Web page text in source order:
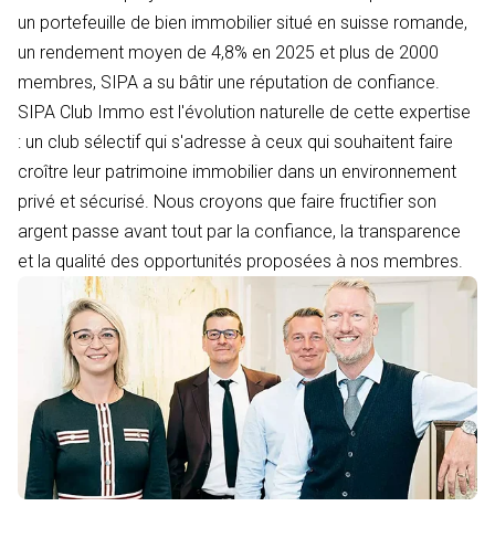
un portefeuille de bien immobilier situé en suisse romande,
un rendement moyen de 4,8% en 2025 et plus de 2000
membres, SIPA a su bâtir une réputation de confiance.
SIPA Club Immo est l'évolution naturelle de cette expertise
: un club sélectif qui s'adresse à ceux qui souhaitent faire
croître leur patrimoine immobilier dans un environnement
privé et sécurisé. Nous croyons que faire fructifier son
argent passe avant tout par la confiance, la transparence
et la qualité des opportunités proposées à nos membres.